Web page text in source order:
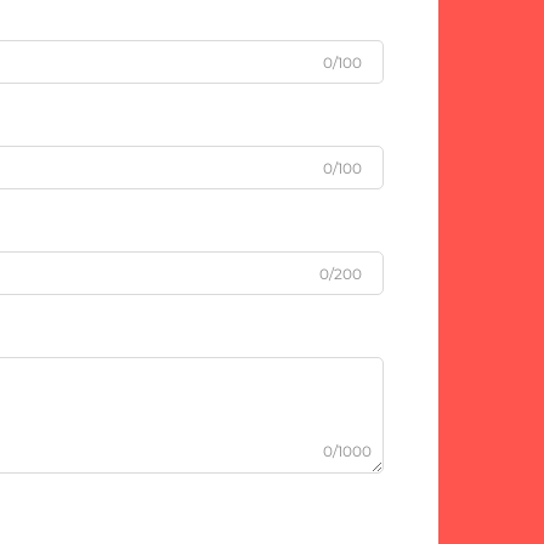
0/100
0/100
0/200
0/1000